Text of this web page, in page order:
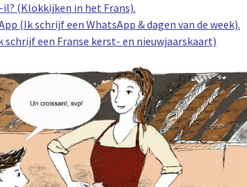
il? (Klokkijken in het Frans).
(Ik schrijf een WhatsApp & dagen van de week).
schrijf een Franse kerst- en nieuwjaarskaart)